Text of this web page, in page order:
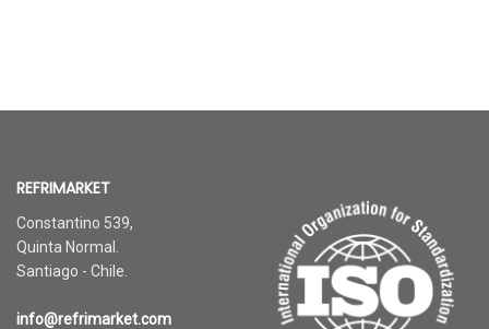
REFRIMARKET
Constantino 539,
Quinta Normal.
Santiago - Chile.
info@refrimarket.com